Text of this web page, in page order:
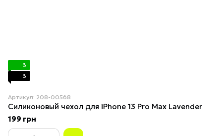
3
3
Артикул: 208-00568
Силиконовый чехол для iPhone 13 Pro Max Lavender
199 грн